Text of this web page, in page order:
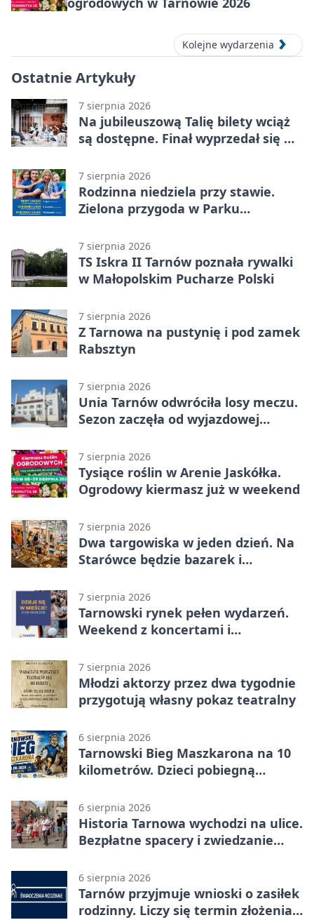
Kolejne wydarzenia
Ostatnie Artykuły
7 sierpnia 2026
Na jubileuszową Talię bilety wciąż
są dostępne. Finał wyprzedał się w
7 sierpnia 2026
Rodzinna niedziela przy stawie.
Zielona przygoda w Parku
7 sierpnia 2026
TS Iskra II Tarnów poznała rywalki
w Małopolskim Pucharze Polski
7 sierpnia 2026
Z Tarnowa na pustynię i pod zamek
Rabsztyn
7 sierpnia 2026
Unia Tarnów odwróciła losy meczu.
Sezon zaczęła od wyjazdowej
7 sierpnia 2026
Tysiące roślin w Arenie Jaskółka.
Ogrodowy kiermasz już w weekend
7 sierpnia 2026
Dwa targowiska w jeden dzień. Na
Starówce będzie bazarek i
7 sierpnia 2026
Tarnowski rynek pełen wydarzeń.
Weekend z koncertami i
7 sierpnia 2026
Młodzi aktorzy przez dwa tygodnie
przygotują własny pokaz teatralny
6 sierpnia 2026
Tarnowski Bieg Maszkarona na 10
kilometrów. Dzieci pobiegną
6 sierpnia 2026
Historia Tarnowa wychodzi na ulice.
Bezpłatne spacery i zwiedzanie
6 sierpnia 2026
Tarnów przyjmuje wnioski o zasiłek
rodzinny. Liczy się termin złożenia